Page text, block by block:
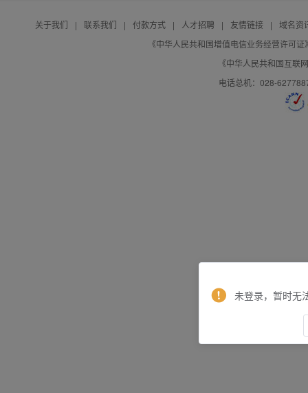
关于我们 | 联系我们 | 付款方式 | 人才招聘 | 友情链接 |
域名资
《中华人民共和国增值电信业务经营许可
《中华人民共和国互联
电话总机：028-
未登录，暂时无